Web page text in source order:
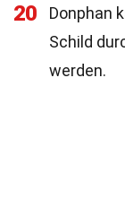
20
Donphan
Schild
werden.